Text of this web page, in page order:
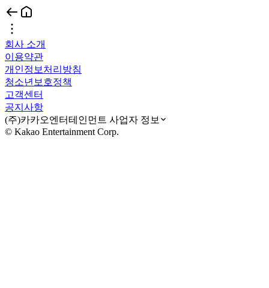
회사 소개
이용약관
개인정보처리방침
청소년보호정책
고객센터
공지사항
(주)카카오엔터테인먼트 사업자 정보
© Kakao Entertainment Corp.